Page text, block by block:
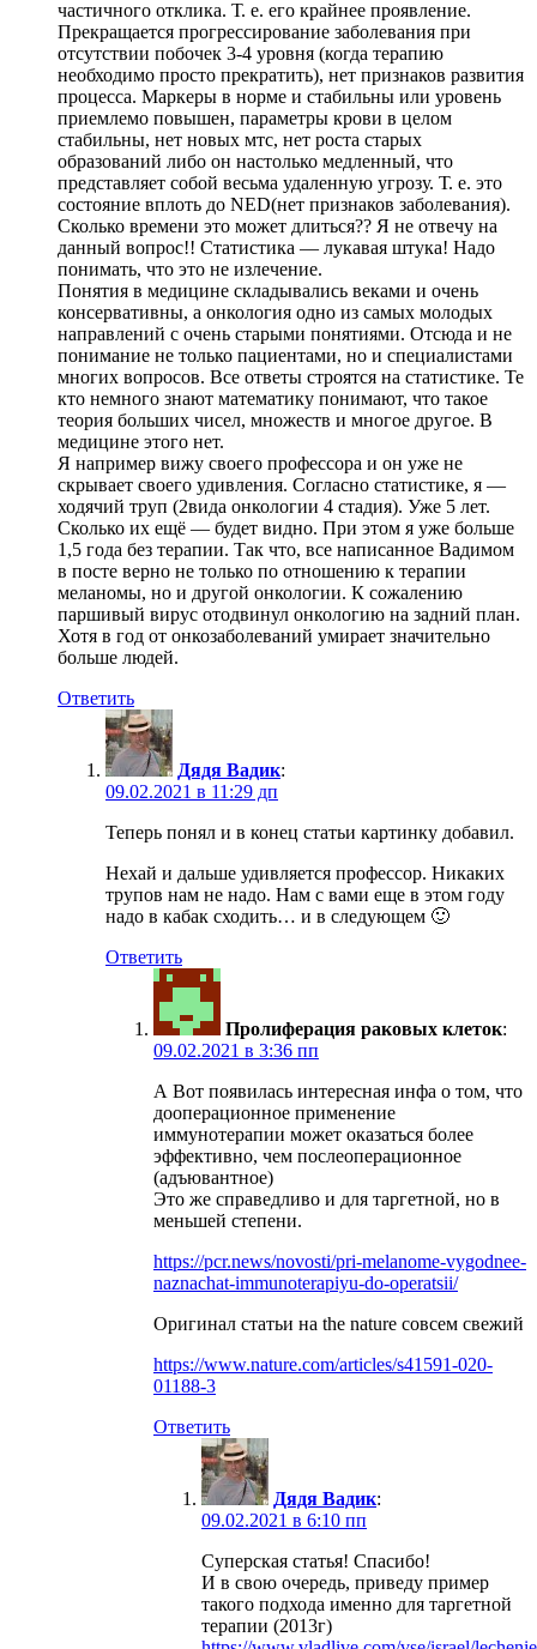
частичного отклика. Т. е. его крайнее проявление.
Прекращается прогрессирование заболевания при
отсутствии побочек 3-4 уровня (когда терапию
необходимо просто прекратить), нет признаков развития
процесса. Маркеры в норме и стабильны или уровень
приемлемо повышен, параметры крови в целом
стабильны, нет новых мтс, нет роста старых
образований либо он настолько медленный, что
представляет собой весьма удаленную угрозу. Т. е. это
состояние вплоть до NED(нет признаков заболевания).
Сколько времени это может длиться?? Я не отвечу на
данный вопрос!! Статистика — лукавая штука! Надо
понимать, что это не излечение.
Понятия в медицине складывались веками и очень
консервативны, а онкология одно из самых молодых
направлений с очень старыми понятиями. Отсюда и не
понимание не только пациентами, но и специалистами
многих вопросов. Все ответы строятся на статистике. Те
кто немного знают математику понимают, что такое
теория больших чисел, множеств и многое другое. В
медицине этого нет.
Я например вижу своего профессора и он уже не
скрывает своего удивления. Согласно статистике, я —
ходячий труп (2вида онкологии 4 стадия). Уже 5 лет.
Сколько их ещё — будет видно. При этом я уже больше
1,5 года без терапии. Так что, все написанное Вадимом
в посте верно не только по отношению к терапии
меланомы, но и другой онкологии. К сожалению
паршивый вирус отодвинул онкологию на задний план.
Хотя в год от онкозаболеваний умирает значительно
больше людей.
Ответить
Дядя Вадик:
09.02.2021 в 11:29 дп
Теперь понял и в конец статьи картинку добавил.
Нехай и дальше удивляется профессор. Никаких
трупов нам не надо. Нам с вами еще в этом году
надо в кабак сходить… и в следующем 🙂
Ответить
Пролиферация раковых клеток:
09.02.2021 в 3:36 пп
А Вот появилась интересная инфа о том, что
дооперационное применение
иммунотерапии может оказаться более
эффективно, чем послеоперационное
(адъювантное)
Это же справедливо и для таргетной, но в
меньшей степени.
https://pcr.news/novosti/pri-melanome-vygodnee-
naznachat-immunoterapiyu-do-operatsii/
Оригинал статьи на the nature совсем свежий
https://www.nature.com/articles/s41591-020-
01188-3
Ответить
Дядя Вадик:
09.02.2021 в 6:10 пп
Суперская статья! Спасибо!
И в свою очередь, приведу пример
такого подхода именно для таргетной
терапии (2013г)